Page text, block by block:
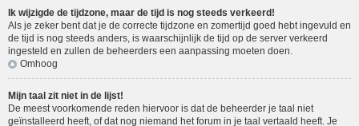
Ik wijzigde de tijdzone, maar de tijd is nog steeds verkeerd!
Als je zeker bent dat je de correcte tijdzone en zomertijd goed hebt ingevuld en
de tijd is nog steeds anders, is waarschijnlijk de tijd op de server verkeerd
ingesteld en zullen de beheerders een aanpassing moeten doen.
Omhoog
Mijn taal zit niet in de lijst!
De meest voorkomende reden hiervoor is dat de beheerder je taal niet
geïnstalleerd heeft, of dat nog niemand het forum in je taal vertaald heeft. Je